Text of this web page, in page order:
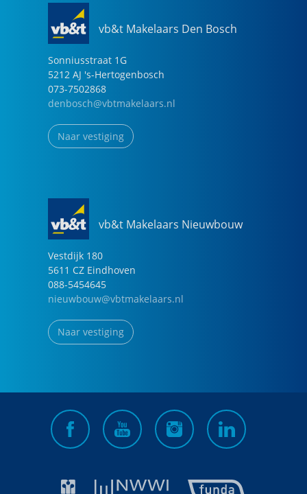
vb&t Makelaars Den Bosch
Sonniusstraat 1G
5212 AJ 's-Hertogenbosch
073-7502868
denbosch@vbtmakelaars.nl
Naar vestiging
vb&t Makelaars Nieuwbouw
Vestdijk 180
5611 CZ Eindhoven
088-5454645
nieuwbouw@vbtmakelaars.nl
Naar vestiging